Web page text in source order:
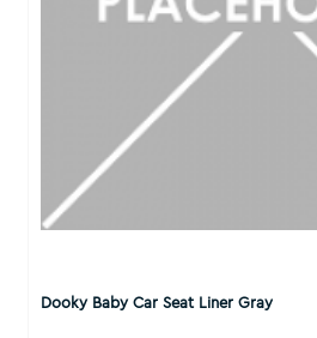
Dooky Baby Car Seat Liner Gray